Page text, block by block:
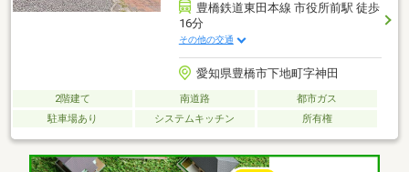
豊橋鉄道東田本線 市役所前駅 徒歩
16分
その他の交通
愛知県豊橋市下地町字神田
2階建て 南道路
都市ガス
駐車場あり
システムキッチン 所有権